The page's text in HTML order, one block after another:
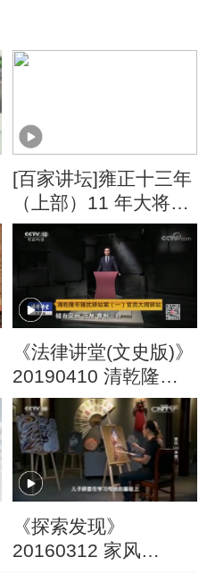
[百家讲坛]雍正十三年
（上部）11 年大将军
对青海叛乱的平定
《法律讲堂(文史版)》
20190410 清乾隆年
骚扰驿站案（一）官
员大闹驿站
《探索发现》
20160312 家风